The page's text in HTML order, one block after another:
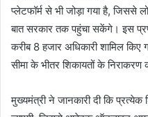
प्लेटफॉर्म से भी जोड़ा गया है, जिससे
बात सरकार तक पहुंचा सकेंगे। इस
करीब 8 हजार अधिकारी शामिल किए
सीमा के भीतर शिकायतों के निराकरण
मुख्यमंत्री ने जानकारी दी कि